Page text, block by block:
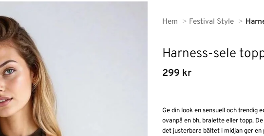
Hem Festival Style
Harness-sele
299 kr
Ge din look en sensuell och trendig
ovanpå en bh, bralette eller topp.
det justerbara bältet i midjan ger